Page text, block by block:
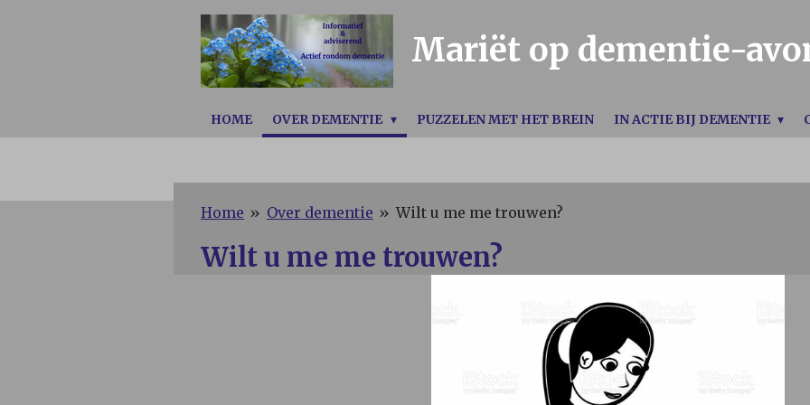
Mariët op dementie-
HOME OVER DEMENTIE PUZZELEN MET HET BREIN IN ACTIE BIJ DEMENTIE
Home » Over dementie » Wilt u me me trouwen?
Wilt u me me trouwen?